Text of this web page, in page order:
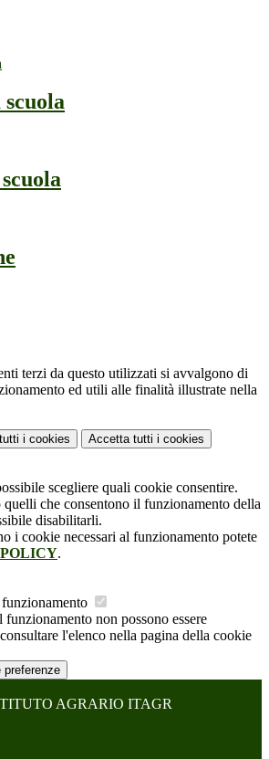
terzi da questo utilizzati si avvalgono di
ed utili alle finalità illustrate nella
i cookies Accetta tutti i cookies
scegliere quali cookie consentire.
quelli che consentono il funzionamento della
disabilitarli.
i cookie necessari al funzionamento potete
.
non possono essere
l'elenco nella pagina della cookie
preferenze
AGRARIO ITAGR